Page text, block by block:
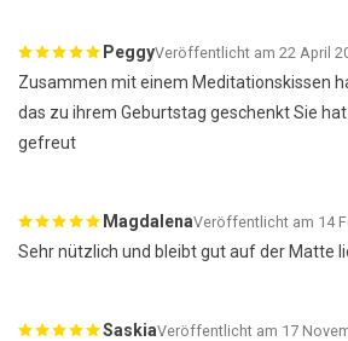
PeggyVeröffentlicht am 22 April
Zusammen mit einem Meditationskissen
das zu ihrem Geburtstag geschenkt Sie
gefreut
MagdalenaVeröffentlicht am 14
Sehr nützlich und bleibt gut auf der Matte
SaskiaVeröffentlicht am 17